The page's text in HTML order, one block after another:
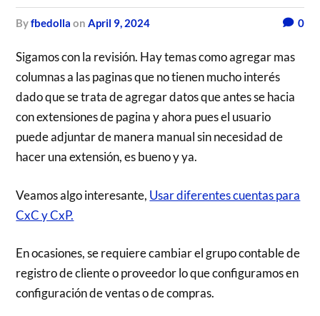
byfbedolla onApril 9, 2024 0
Sigamos con la revisión. Hay temas como agregar mas
columnas a las paginas que no tienen mucho interés
dado que se trata de agregar datos que antes se hacia
con extensiones de pagina y ahora pues el usuario
puede adjuntar de manera manual sin necesidad de
hacer una extensión, es bueno y ya.
Veamos algo interesante, Usar diferentes cuentas para
CxC y CxP.
En ocasiones, se requiere cambiar el grupo contable de
registro de cliente o proveedor lo que configuramos en
configuración de ventas o de compras.